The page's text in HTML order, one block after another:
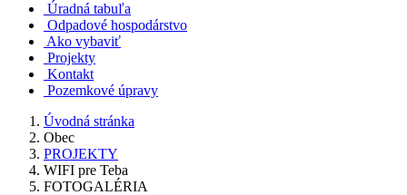
Úradná tabuľa
Odpadové hospodárstvo
Ako vybaviť
Projekty
Kontakt
Pozemkové úpravy
Úvodná stránka
Obec
PROJEKTY
WIFI pre Teba
FOTOGALÉRIA